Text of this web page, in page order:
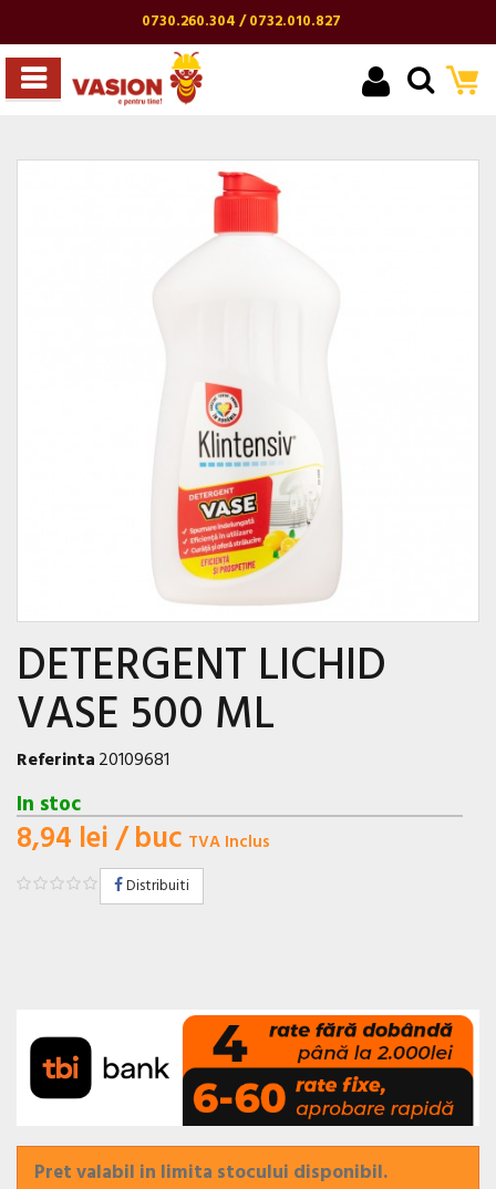
0730.260.304 / 0732.010.827
DETERGENT LICHID
VASE 500 ML
Referinta20109681
In stoc
8,94 lei/ buc TVA Inclus
Distribuiti
Pret valabil in limita stocului disponibil.